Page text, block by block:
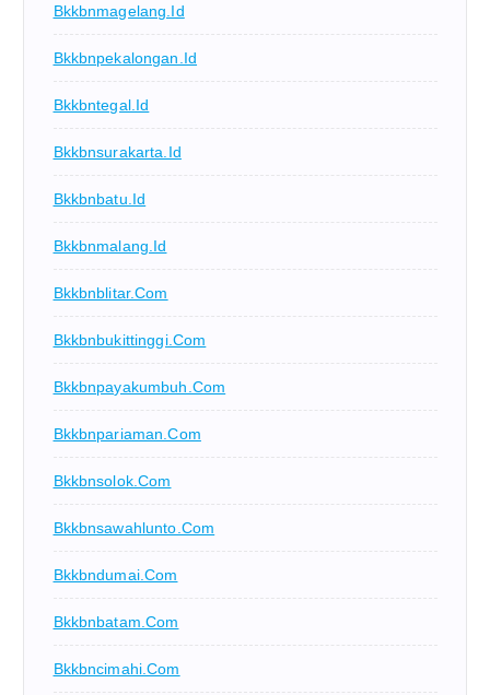
Bkkbnmagelang.id
Bkkbnpekalongan.id
Bkkbntegal.id
Bkkbnsurakarta.id
Bkkbnbatu.id
Bkkbnmalang.id
Bkkbnblitar.com
Bkkbnbukittinggi.com
Bkkbnpayakumbuh.com
Bkkbnpariaman.com
Bkkbnsolok.com
Bkkbnsawahlunto.com
Bkkbndumai.com
Bkkbnbatam.com
Bkkbncimahi.com